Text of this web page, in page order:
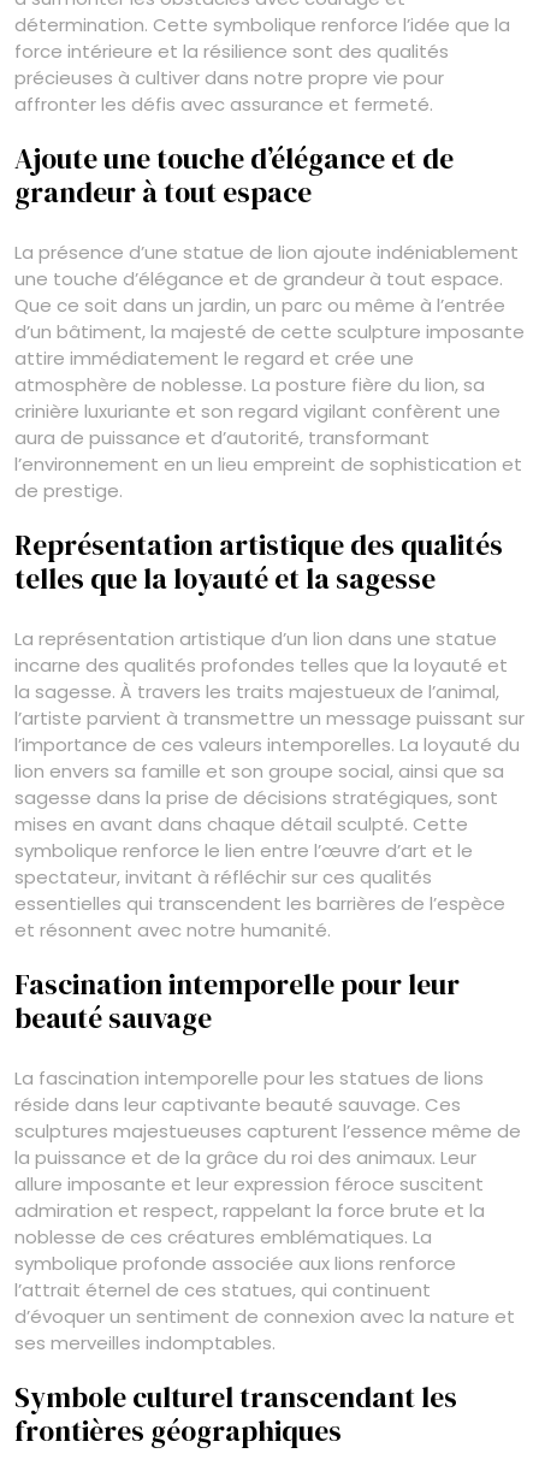
détermination. Cette symbolique renforce l’idée que la
force intérieure et la résilience sont des qualités
précieuses à cultiver dans notre propre vie pour
affronter les défis avec assurance et fermeté.
Ajoute une touche d’élégance et de
grandeur à tout espace
La présence d’une statue de lion ajoute indéniablement
une touche d’élégance et de grandeur à tout espace.
Que ce soit dans un jardin, un parc ou même à l’entrée
d’un bâtiment, la majesté de cette sculpture imposante
attire immédiatement le regard et crée une
atmosphère de noblesse. La posture fière du lion, sa
crinière luxuriante et son regard vigilant confèrent une
aura de puissance et d’autorité, transformant
l’environnement en un lieu empreint de sophistication et
de prestige.
Représentation artistique des qualités
telles que la loyauté et la sagesse
La représentation artistique d’un lion dans une statue
incarne des qualités profondes telles que la loyauté et
la sagesse. À travers les traits majestueux de l’animal,
l’artiste parvient à transmettre un message puissant sur
l’importance de ces valeurs intemporelles. La loyauté du
lion envers sa famille et son groupe social, ainsi que sa
sagesse dans la prise de décisions stratégiques, sont
mises en avant dans chaque détail sculpté. Cette
symbolique renforce le lien entre l’œuvre d’art et le
spectateur, invitant à réfléchir sur ces qualités
essentielles qui transcendent les barrières de l’espèce
et résonnent avec notre humanité.
Fascination intemporelle pour leur
beauté sauvage
La fascination intemporelle pour les statues de lions
réside dans leur captivante beauté sauvage. Ces
sculptures majestueuses capturent l’essence même de
la puissance et de la grâce du roi des animaux. Leur
allure imposante et leur expression féroce suscitent
admiration et respect, rappelant la force brute et la
noblesse de ces créatures emblématiques. La
symbolique profonde associée aux lions renforce
l’attrait éternel de ces statues, qui continuent
d’évoquer un sentiment de connexion avec la nature et
ses merveilles indomptables.
Symbole culturel transcendant les
frontières géographiques